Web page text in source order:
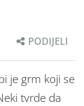
PODIJELI
je grm koji se
tvrde da